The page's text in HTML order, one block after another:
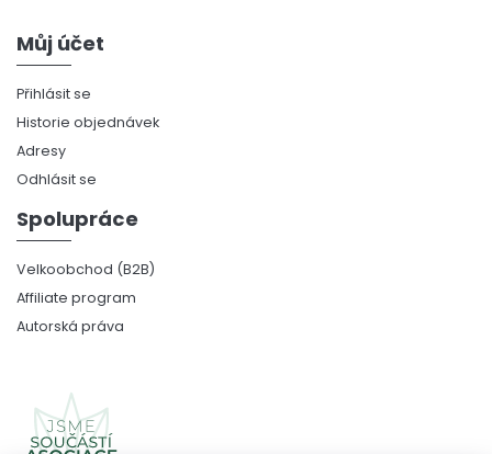
Můj účet
Přihlásit se
Historie objednávek
Adresy
Odhlásit se
Spolupráce
Velkoobchod (B2B)
Affiliate program
Autorská práva